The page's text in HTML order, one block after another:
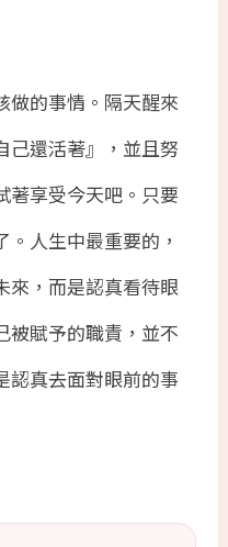
做的事情。隔天醒來
己還活著』，並且努
著享受今天吧。只要
人生中最重要的，
來，而是認真看待眼
被賦予的職責，並不
認真去面對眼前的事